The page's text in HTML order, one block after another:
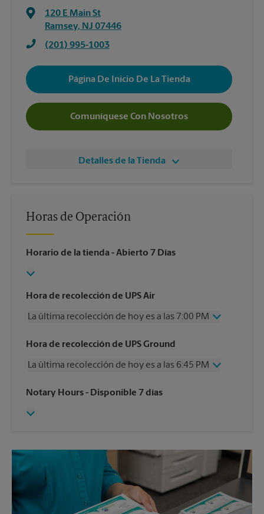
120 E Main St
Ramsey, NJ 07446
(201) 995-1003
Página De Inicio De La Tienda
Comuníquese Con Nosotros
Detalles de la Tienda
Horas de Operación
Horario de la tienda - Abierto 7 Días
Hora de recolección de UPS Air
La última recolección de hoy es a las 7:00 PM
Viernes
7:00 PM
Domingo
Sin Recolección
Martes
7:00 PM
Hora de recolección de UPS Ground
La última recolección de hoy es a las 6:45 PM
Viernes
6:45 PM
Domingo
Miércoles
6:45 PM
Jueves
6:45 PM
Notary Hours- Disponible 7 días